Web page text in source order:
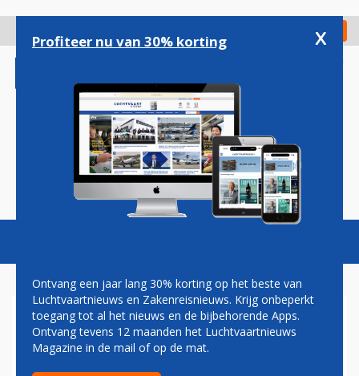
gaan
Check in
Magazine Podcasts Vacatures
PAUL GROVE: HET LEVEN VAN
EEN PILOOT
Profiteer nu van 30% korting x
Ontvang een jaar lang 30% korting op het beste van
Luchtvaartnieuws en Zakenreisnieuws. Krijg onbeperkt
toegang tot al het nieuws en de bijbehorende Apps.
Ontvang tevens 12 maanden het Luchtvaartnieuws
Magazine in de mail of op de mat.